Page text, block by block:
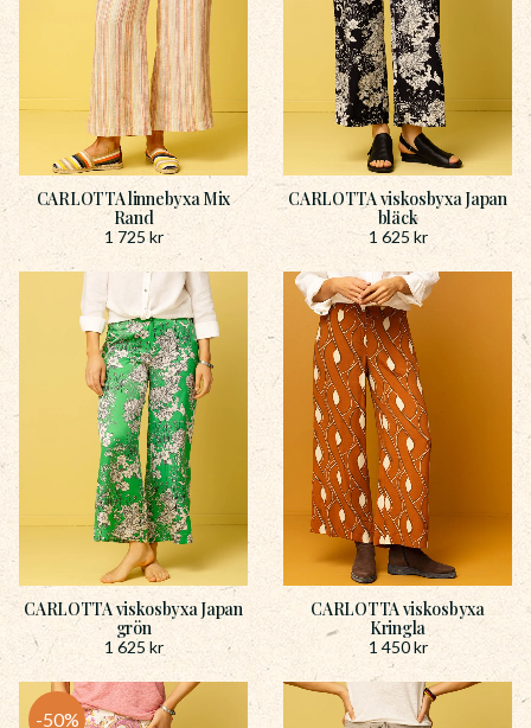
CARLOTTA linnebyxa Mix
Rand
1 725 kr
CARLOTTA viskosbyxa Japan
bläck
1 625 kr
CARLOTTA viskosbyxa Japan
grön
1 625 kr
CARLOTTA viskosbyxa
Kringla
1 450kr
50%